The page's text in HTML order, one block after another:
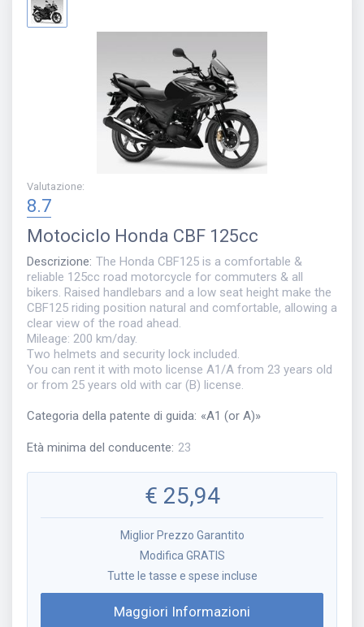
Valutazione:
8.7
Motociclo Honda CBF 125cc
Descrizione: The Honda CBF125 is a comfortable &
reliable 125cc road motorcycle for commuters & all
bikers. Raised handlebars and a low seat height make the
CBF125 riding position natural and comfortable, allowing a
clear view of the road ahead.
Mileage: 200 km/day.
Two helmets and security lock included.
You can rent it with moto license A1/A from 23 years old
or from 25 years old with car (B) license.
Categoria della patente di guida: «A1 (or A)»
Età minima del conducente: 23
€ 25,94
Miglior Prezzo Garantito
Modifica GRATIS
Tutte le tasse e spese incluse
Maggiori Informazioni